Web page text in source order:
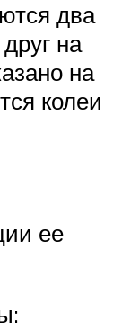
два
на
на
колеи
ее